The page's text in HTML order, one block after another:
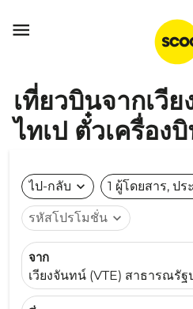

เที่ยวบินจากเวี
ไทเป ตั๋วเครื่อง
ไป-กลับ expand_more 1 ผู้โดยสาร, ปร
รหัสโปรโมชั่น expand_more
จาก
เวียงจันทน์ (VTE) สาธารณรั